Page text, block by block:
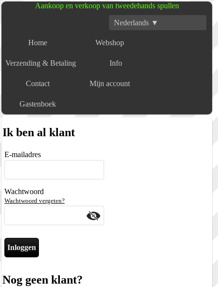
Aankoop en verkoop van tweedehands spullen
Nederlands ▼
Home Webshop
Verzending & Betaling Info
Contact Mijn account
Gastenboek
Ik ben al klant
E-mailadres
Wachtwoord
Wachtwoord vergeten?
Nog geen klant?